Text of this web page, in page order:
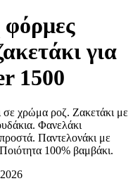
φόρμες
για
1500
σε χρώμα ροζ. Ζακετάκι με
Φανελάκι
Παντελονάκι με
100% βαμβάκι.